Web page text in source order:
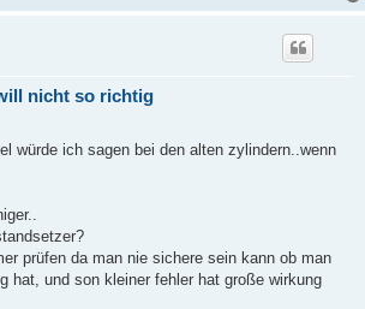
nicht so richtig
würde ich sagen bei den alten zylindern..wenn
prüfen da man nie sichere sein kann ob man
hat, und son kleiner fehler hat große wirkung